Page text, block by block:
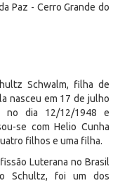
Paz - Cerro Grande do
Schwalm, filha de
nasceu em 17 de julho
no dia 12/12/1948 e
se com Helio Cunha
filhos e uma filha.
Luterana no Brasil
Schultz, foi um dos